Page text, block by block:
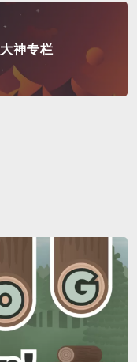
大神专栏